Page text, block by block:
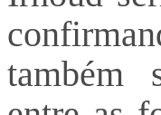
também